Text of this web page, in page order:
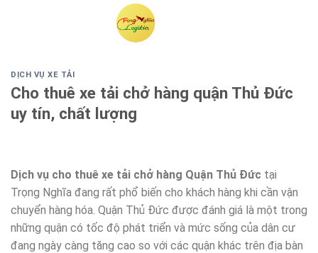
DỊCH VỤ XE TẢI
Cho thuê xe tải chở hàng quận Thủ Đức
uy tín, chất lượng
Dịch vụ cho thuê xe tải chở hàng Quận Thủ Đức tại
Trọng Nghĩa đang rất phổ biến cho khách hàng khi cần vận
chuyển hàng hóa. Quận Thủ Đức được đánh giá là một trong
những quận có tốc độ phát triển và mức sống của dân cư
đang ngày càng tăng cao so với các quận khác trên địa bàn